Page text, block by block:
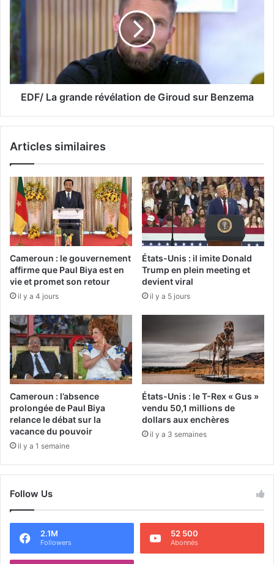
EDF/ La grande révélation de Giroud sur Benzema
Articles similaires
Cameroun : le gouvernement
affirme que Paul Biya est en
vie et promet son retour
il y a 4 jours
États-Unis : il imite Donald
Trump en plein meeting et
devient viral
il y a 5 jours
Cameroun : l’absence
prolongée de Paul Biya
relance le débat sur la
vacance du pouvoir
il y a 1 semaine
États-Unis : le T-Rex « Gus »
vendu 50,1 millions de
dollars aux enchères
il y a 3 semaines
Follow Us
2.1M
Followers
52 500
Abonnés